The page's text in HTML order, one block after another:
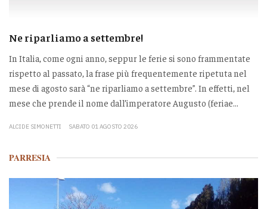
Ne riparliamo a settembre!
In Italia, come ogni anno, seppur le ferie si sono frammentate
rispetto al passato, la frase più frequentemente ripetuta nel
mese di agosto sarà “ne riparliamo a settembre”. In effetti, nel
mese che prende il nome dall’imperatore Augusto (feriae...
ALCIDE SIMONETTI SABATO 01 AGOSTO 2026
PARRESIA